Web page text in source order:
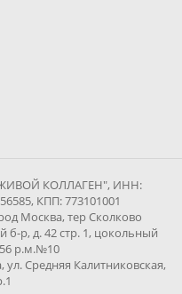
КОЛЛАГЕН", ИНН:
КПП: 773101001
Москва, тер Сколково
р, д. 42 стр. 1, цокольный
р.м.№10
ул. Средняя Калитниковская,